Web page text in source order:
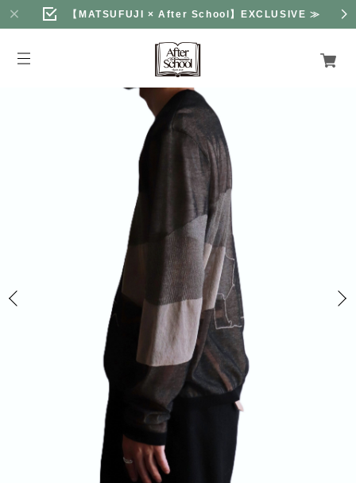
【MATSUFUJI × After School】EXCLUSIVE ≫